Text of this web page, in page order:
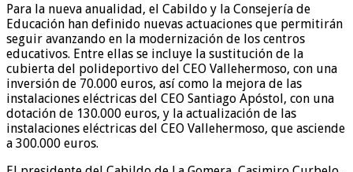
Para la nueva anualidad, el Cabildo y la Consejería de
Educación han definido nuevas actuaciones que permitirán
seguir avanzando en la modernización de los centros
educativos. Entre ellas se incluye la sustitución de la
cubierta del polideportivo del CEO Vallehermoso, con una
inversión de 70.000 euros, así como la mejora de las
instalaciones eléctricas del CEO Santiago Apóstol, con una
dotación de 130.000 euros, y la actualización de las
instalaciones eléctricas del CEO Vallehermoso, que asciende
a 300.000 euros.